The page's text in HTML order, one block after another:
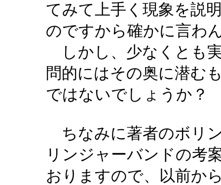
てみて上手く現象を説
のですから確かに言わ
しかし、少なくとも
問的にはその奥に潜む
ではないでしょうか？
ちなみに著者のボリ
リンジャーバンドの考
おりますので、以前か